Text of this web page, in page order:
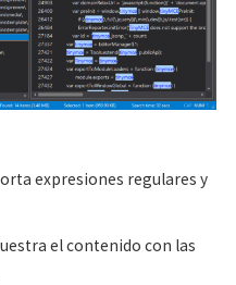
expresiones regulares y
el contenido con las